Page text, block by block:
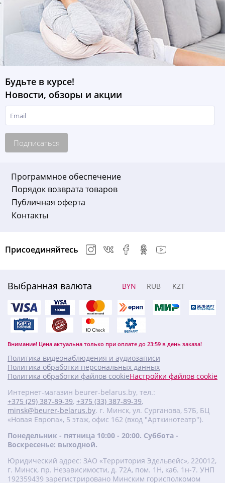
Будьте в курсе!
Новости, обзоры и акции
Подписаться
Программное обеспечение
Порядок возврата товаров
Публичная оферта
Контакты
Выбранная валюта BYN RUB KZT
Внимание! Цена актуальна только при оплате до 23:59 в день заказа!
Присоединяйтесь
Политика видеонаблюдения и аудиозаписи
Политика обработки персональных данных
Политика обработки файлов cookieНастройки файлов cookie
Интернет-магазин beurer-belarus.by, тел.:
+375 (29) 387-89-39, +375 (33) 387-89-39,
minsk@beurer-belarus.by. г. Минск, ул. Сурганова, 57Б, БЦ
«Новая Европа», 5 этаж, офис 162 (вход "Арткинотеатр").
Понедельник - пятница 10:00 - 20:00. Суббота -
Воскресенье: выходной.
Юридический адрес: ЗАО «Территория Эдельвейс», 220012,
г. Минск, пр. Независимости, д. 72А, пом. 1Н, каб. 1н-7. УНП
‎192359439 зарегистрировано Минским горисполкомом